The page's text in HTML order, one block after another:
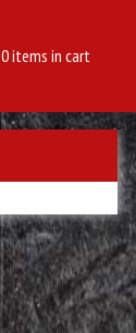
0 items in cart